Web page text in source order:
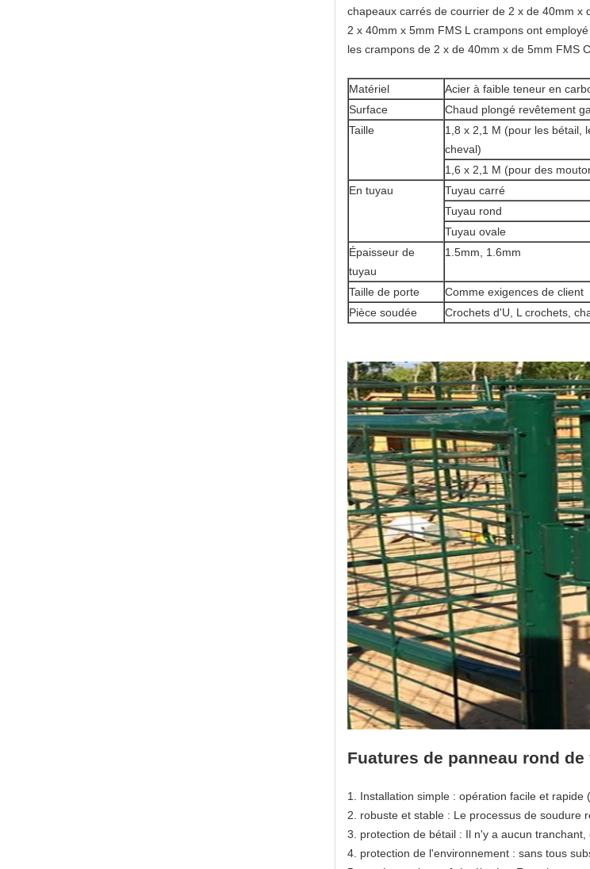
chapeaux carrés de courrier de 2 x de 40mm x
2 x 40mm x 5mm FMS L crampons ont
les crampons de 2 x de 40mm x de 5mm FMS
Matériel
Acier à faible teneur en
Surface
Chaud plongé revêtement
Taille
1,8 x 2,1 M (pour les bétail,
cheval)
1,6 x 2,1 M (pour des
En tuyau
Tuyau carré
Tuyau rond
Tuyau ovale
Épaisseur de
tuyau
1.5mm, 1.6mm
Taille de porte
Comme exigences de client
Pièce soudée
Crochets d'U, L crochets,
Fuatures de panneau rond
1. Installation simple : opération facile et rapide
2. robuste et stable : Le processus de soudure
3. protection de bétail : Il n'y a aucun tranchant,
4. protection de l'environnement : sans tous